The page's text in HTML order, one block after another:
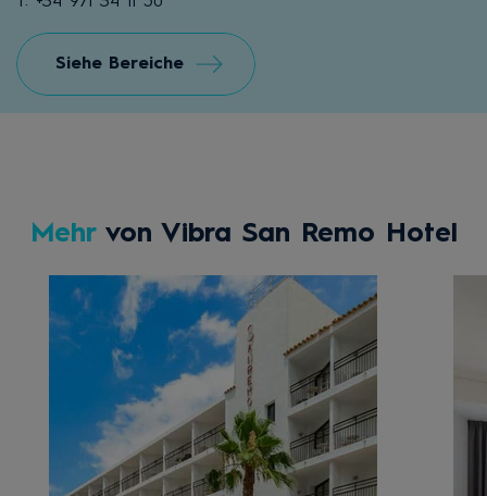
Siehe Bereiche
Mehrvon Vibra San Remo Hotel